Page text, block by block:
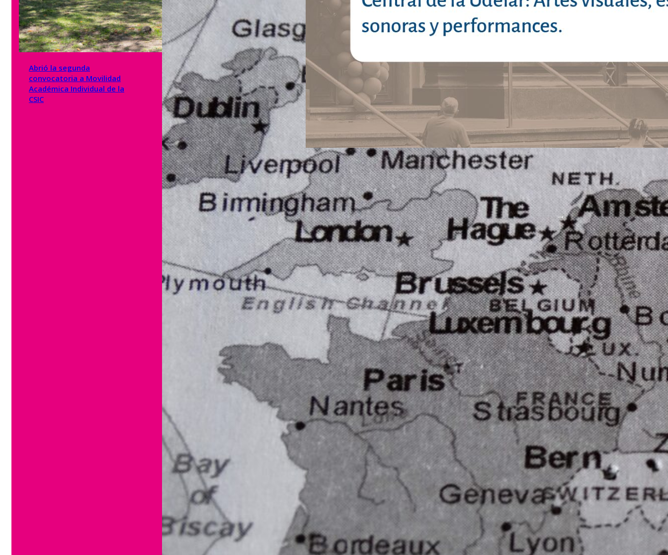
Abrió la segunda
convocatoria a Movilidad
Académica Individual de la
CSIC
Concurso «Arte y Patrimonio
en la Udelar»
APERTURA: 27/07/2026 CIERRE: 31/08/2026
Provisión Efectiva De Un Cargo De Profesor/a
Adjunto/a De La Unidad Académica De
24/07/2026 CIERRE: 28/09/2026
Provisión Interina De Un Cargo De Profesor/a
Adjunto/a De La Unidad Académica De Las
Orientaciones Estético Pedagógicas Y
Lenguajes, Sub Unidad Orientaciones Estético
Pedagógicas, Taller López De La Torre
APERTURA: 24/07/2026 CIERRE: 27/08/2026
Provisión Efectiva De Un Cargo De Profesor/a
Adjunto/a De La Unidad Académica De
Musicología – Perfil Metodología E Investigación
APERTURA: 24/07/2026 CIERRE: 29/09/2026
1 3 →